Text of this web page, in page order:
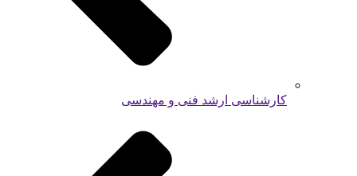
کارشناسی ارشد فنی و مهندسی